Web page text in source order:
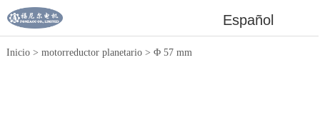
Español
Inicio> motorreductor planetario> Φ 57 mm